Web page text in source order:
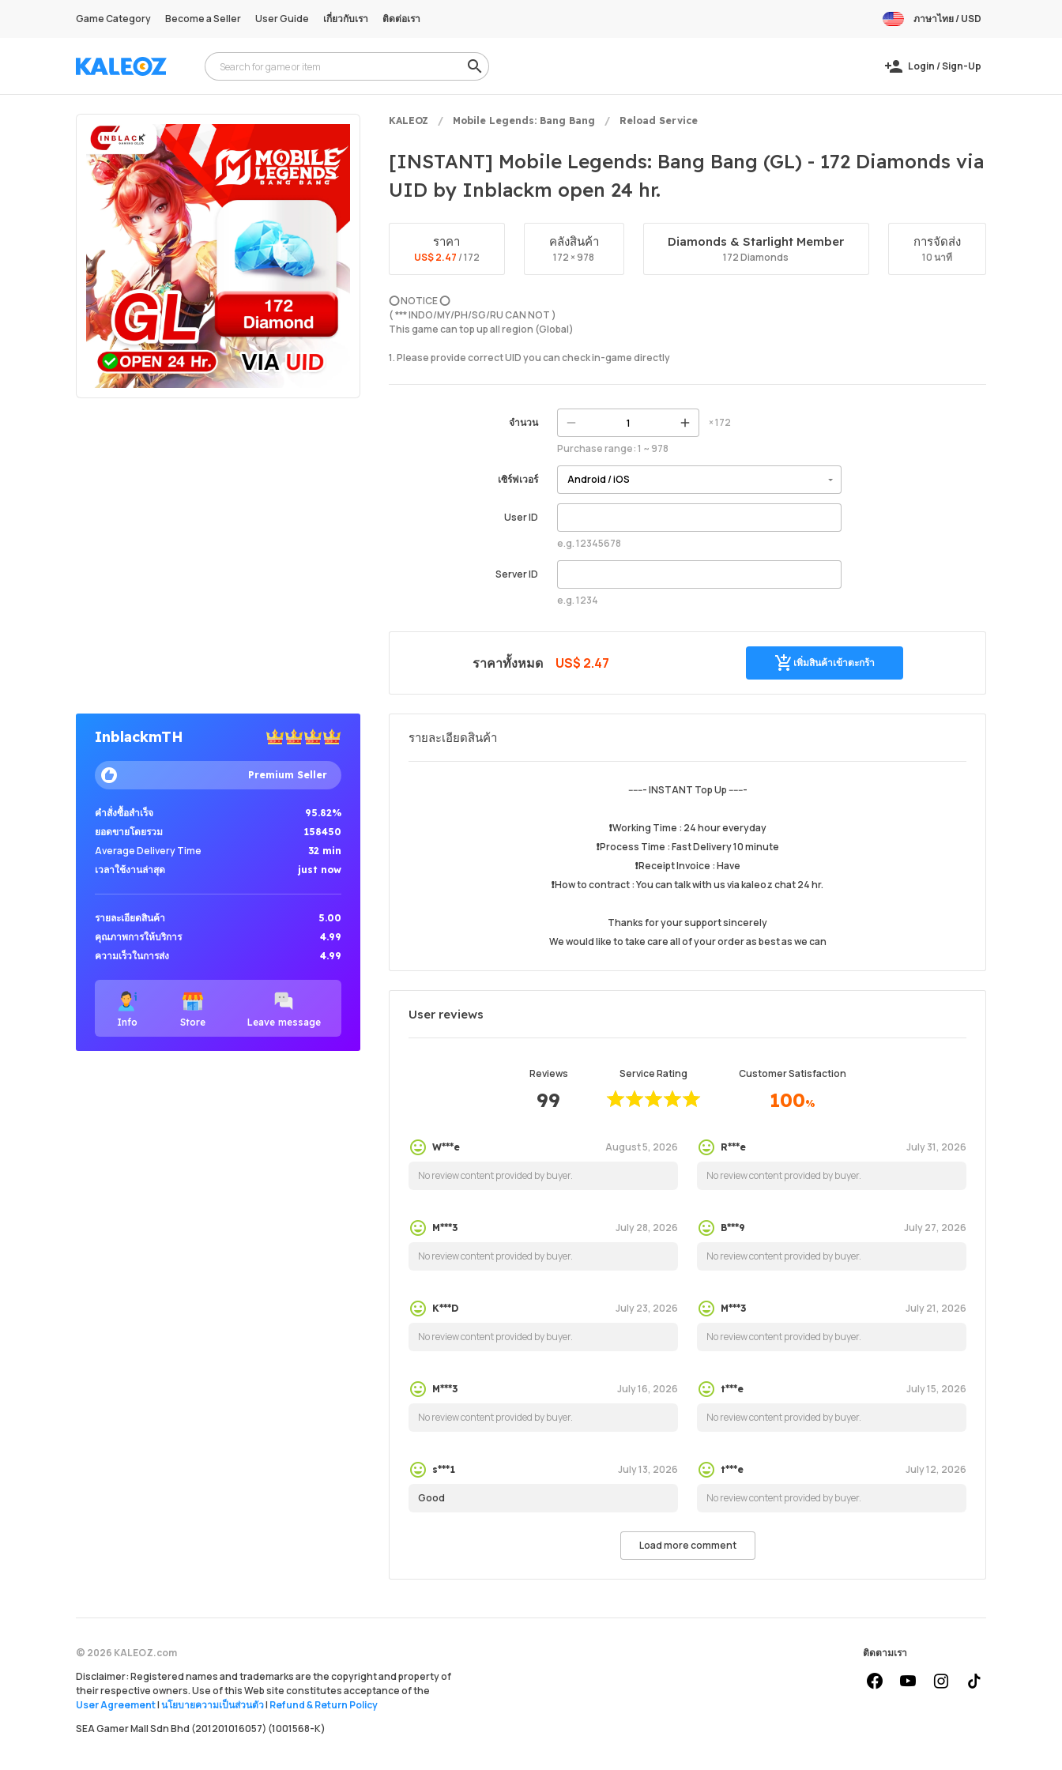
Game Category Become a Seller User Guide เกี่ยวกับเรา ติดต่อเรา ภาษาไทย / USD
Login / Sign-Up
KALEOZ Mobile Legends: Bang Bang Reload Service
[INSTANT] Mobile Legends: Bang Bang (GL) - 172 Diamonds via
UID by Inblackm open 24 hr.
ราคา
US$ 2.47 / 172
คลังสินค้า
172 × 978
Diamonds & Starlight Member
172 Diamonds
การจัดส่ง
10 นาที
⭕️ NOTICE ⭕️
( *** INDO/MY/PH/SG/RU CAN NOT )
This game can top up all region (Global)
1. Please provide correct UID you can check in-game directly
จำนวน
× 172
Purchase range: 1 ~ 978
เซิร์ฟเวอร์
User ID
e.g. 12345678
Server ID
e.g. 1234
ราคาทั้งหมด US$ 2.47 เพิ่มสินค้าเข้าตะกร้า
เพิ่มสิน
เข้า
ตะกร้า
InblackmTH
Premium Seller
คำสั่งซื้อสำเร็จ 95.82%
ยอดขายโดยรวม 158450
Average Delivery Time 32 min
เวลาใช้งานล่าสุด just now
รายละเอียดสินค้า 5.00
คุณภาพการให้บริการ 4.99
ความเร็วในการส่ง 4.99
Info Store Leave message
รายละเอียดสินค้า
------- INSTANT Top Up -------
❗️Working Time : 24 hour everyday
❗️Process Time : Fast Delivery 10 minute
❗️Receipt Invoice : Have
❗️How to contract : You can talk with us via kaleoz chat 24 hr.
Thanks for your support sincerely
We would like to take care all of your order as best as we can
User reviews
Reviews
99
Service Rating Customer Satisfaction
100%
W***e August 5, 2026
No review content provided by buyer.
R***e July 31, 2026
No review content provided by buyer.
M***3 July 28, 2026
No review content provided by buyer.
B***9 July 27, 2026
No review content provided by buyer.
K***D July 23, 2026
No review content provided by buyer.
M***3 July 21, 2026
No review content provided by buyer.
M***3 July 16, 2026
No review content provided by buyer.
t***e July 15, 2026
No review content provided by buyer.
s***1 July 13, 2026
Good
t***e July 12, 2026
No review content provided by buyer.
Load more comment
© 2026 KALEOZ.com
Disclaimer: Registered names and trademarks are the copyright and property of
their respective owners. Use of this Web site constitutes acceptance of the
User Agreement|นโยบายความเป็นส่วนตัว| Refund & Return Policy
SEA Gamer Mall Sdn Bhd (201201016057) (1001568-K)
ติดตามเรา